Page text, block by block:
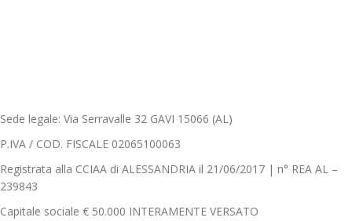
Sede legale: Via Serravalle 32 GAVI 15066 (AL)
P.IVA / COD. FISCALE 02065100063
Registrata alla CCIAA di ALESSANDRIA il 21/06/2017 | n° REA AL –
239843
Capitale sociale € 50.000 INTERAMENTE VERSATO